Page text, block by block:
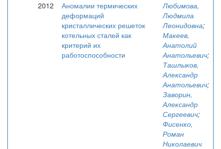
2012
Аномалии термических
деформаций
кристаллических решеток
котельных сталей как
критерий их
работоспособности
Любимова,
Людмила
Леонидовна;
Макеев,
Анатолий
Анатольевич;
Ташлыков,
Александр
Анатольевич;
Заворин,
Александр
Сергеевич;
Фисенко,
Роман
Николаевич